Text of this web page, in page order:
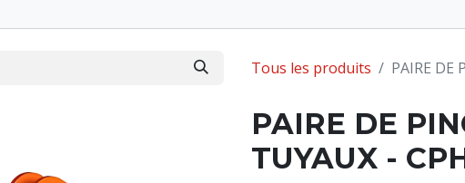
Tous les produits PAIRE DE
PAIRE DE
TUYAUX -